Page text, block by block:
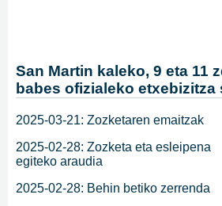
San Martin kaleko, 9 eta 11
babes ofizialeko etxebizitza
2025-03-21: Zozketaren emaitzak
2025-02-28: Zozketa eta esleipena
egiteko araudia
2025-02-28: Behin betiko zerrenda